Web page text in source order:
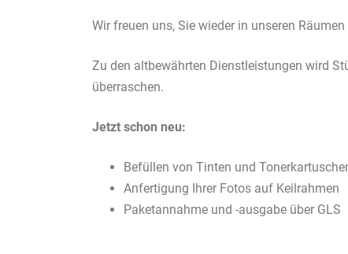
Wir freuen uns, Sie wieder in unseren
Zu den altbewährten Dienstleistungen wird
überraschen.
Jetzt schon neu:
Befüllen von Tinten und
Anfertigung Ihrer Fotos auf Keilrahmen
Paketannahme und -ausgabe über GLS